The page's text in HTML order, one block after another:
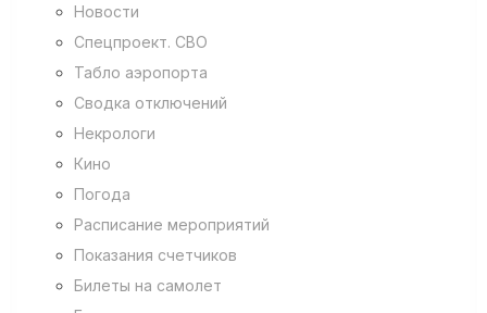
Новости
Спецпроект. СВО
Табло аэропорта
Сводка отключений
Некрологи
Кино
Погода
Расписание мероприятий
Показания счетчиков
Билеты на самолет